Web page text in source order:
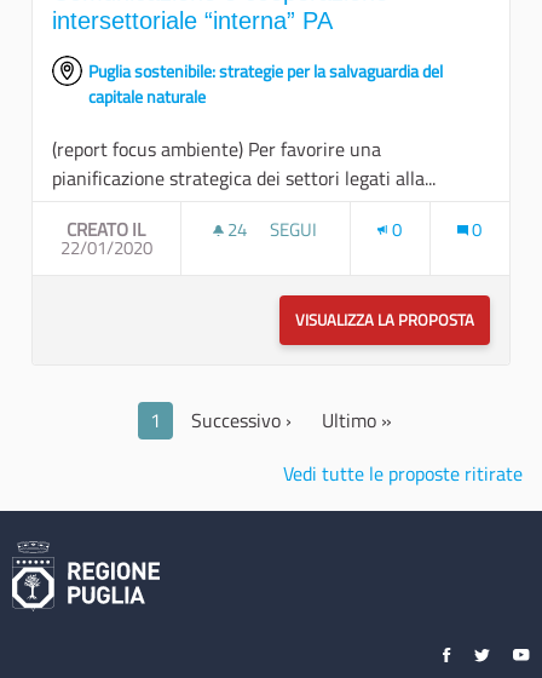
intersettoriale “interna” PA
Puglia sostenibile: strategie per la salvaguardia del
capitale naturale
(report focus ambiente) Per favorire una
pianificazione strategica dei settori legati alla...
CREATO IL
22/01/2020
24 24 SOSTENITORI
SEGUI 0 0
VISUALIZZA LA PROPOSTA
1 Successivo ›
Ultimo »
Vedi tutte le proposte ritirate